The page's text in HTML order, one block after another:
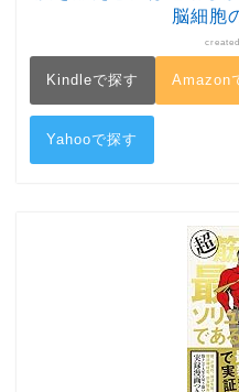
脳細胞
Kindleで探す Amazon
Yahooで探す